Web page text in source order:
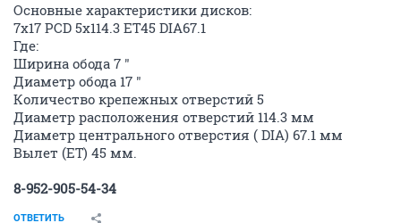
Основные характеристики дисков:
7x17 PCD 5x114.3 ET45 DIA67.1
Где:
Ширина обода 7 "
Диаметр обода 17 "
Количество крепежных отверстий 5
Диаметр расположения отверстий 114.3 мм
Диаметр центрального отверстия ( DIA) 67.1 мм
Вылет (ET) 45 мм.
8-952-905-54-34
ОТВЕТИТЬ